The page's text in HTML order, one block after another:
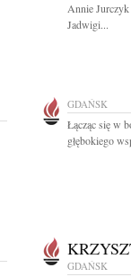
Annie
Jadwigi...
GDAŃSK
Łącząc się w
głębokiego
GDAŃSK